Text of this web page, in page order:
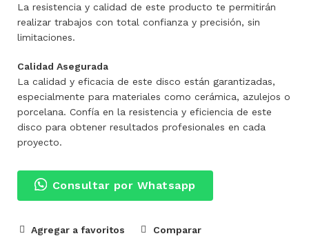
La resistencia y calidad de este producto te permitirán
realizar trabajos con total confianza y precisión, sin
limitaciones.
Calidad Asegurada
La calidad y eficacia de este disco están garantizadas,
especialmente para materiales como cerámica, azulejos o
porcelana. Confía en la resistencia y eficiencia de este
disco para obtener resultados profesionales en cada
proyecto.
Consultar por Whatsapp
Agregar a favoritos Comparar